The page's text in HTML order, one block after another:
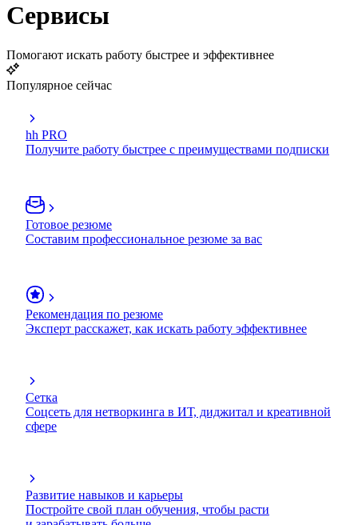
Сервисы
Помогают искать работу быстрее и эффективнее
Популярное сейчас
hh PRO
Получите работу быстрее с преимуществами подписки
Готовое резюме
Составим профессиональное резюме за вас
Рекомендация по резюме
Эксперт расскажет, как искать работу эффективнее
Сетка
Соцсеть для нетворкинга в ИТ, диджитал и креативной
сфере
Развитие навыков и карьеры
Постройте свой план обучения, чтобы расти